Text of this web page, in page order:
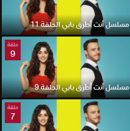
مسلسل أنت أطرق بابي الحلقة 11
حلقة
9
مسلسل أنت أطرق بابي الحلقة 9
حلقة
7